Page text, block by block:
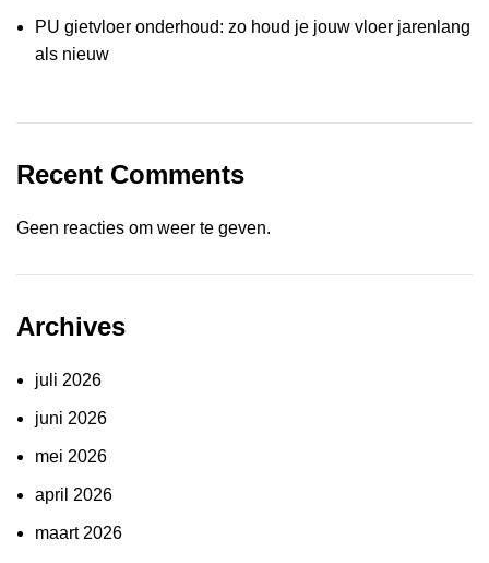
PU gietvloer onderhoud: zo houd je jouw vloer jarenlang
als nieuw
Recent Comments
Geen reacties om weer te geven.
Archives
juli 2026
juni 2026
mei 2026
april 2026
maart 2026